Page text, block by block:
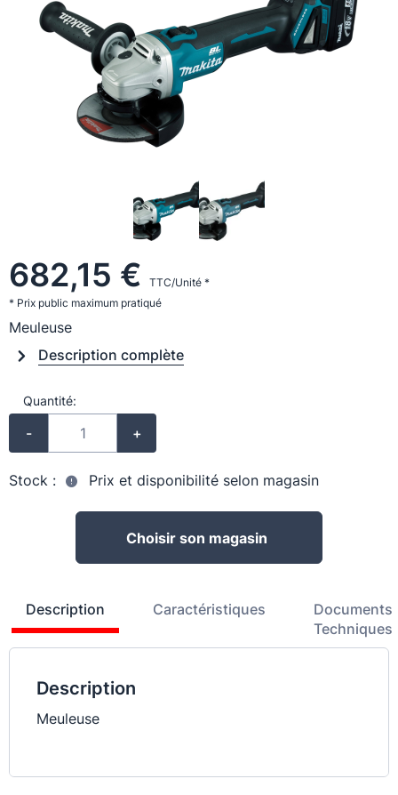
682,15 €
TTC/Unité *
* Prix public maximum pratiqué
Meuleuse
Description complète
Quantité:
- +
Stock : Prix et disponibilité selon magasin
Choisir son magasin
Description Caractéristiques
Documents
Techniques
Description
Meuleuse